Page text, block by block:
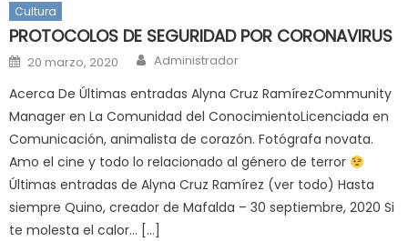
Cultura
PROTOCOLOS DE SEGURIDAD POR CORONAVIRUS
Posted
on
20 marzo, 2020 Author
Administrador
Acerca De Últimas entradas Alyna Cruz RamírezCommunity
Manager en La Comunidad del ConocimientoLicenciada en
Comunicación, animalista de corazón. Fotógrafa novata.
Amo el cine y todo lo relacionado al género de terror
Últimas entradas de Alyna Cruz Ramírez (ver todo) Hasta
siempre Quino, creador de Mafalda – 30 septiembre, 2020 Si
te molesta el calor… […]